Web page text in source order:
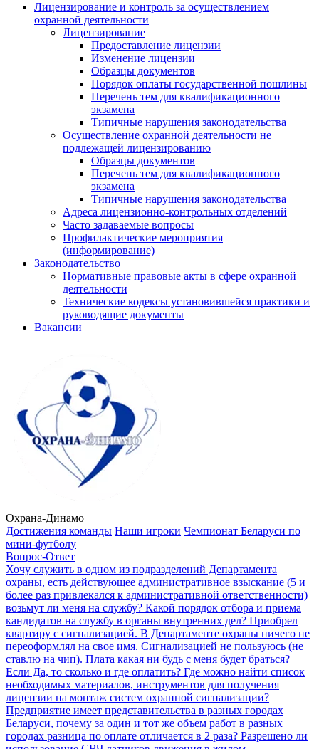
Лицензирование и контроль за осуществлением
охранной деятельности
Лицензирование
Предоставление лицензии
Изменение лицензии
Образцы документов
Порядок оплаты государственной пошлины
Перечень тем для квалификационного
экзамена
Типичные нарушения законодательства
Осуществление охранной деятельности не
подлежащей лицензированию
Образцы документов
Перечень тем для квалификационного
экзамена
Типичные нарушения законодательства
Адреса лицензионно-контрольных отделений
Часто задаваемые вопросы
Профилактические мероприятия
(информирование)
Законодательство
Нормативные правовые акты в сфере охранной
деятельности
Технические кодексы установившейся практики и
руководящие документы
Вакансии
Охрана-Динамо
Достижения команды Наши игроки Чемпионат Беларуси по
мини-футболу
Вопрос-Ответ
Хочу служить в одном из подразделений Департамента
охраны, есть действующее административное взыскание (5 и
более раз привлекался к административной ответственности)
возьмут ли меня на службу? Какой порядок отбора и приема
кандидатов на службу в органы внутренних дел? Приобрел
квартиру с сигнализацией. В Департаменте охраны ничего не
переоформлял на свое имя. Сигнализацией не пользуюсь (не
ставлю на чип). Плата какая ни будь с меня будет браться?
Если Да, то сколько и где оплатить? Где можно найти список
необходимых материалов, инструментов для получения
лицензии на монтаж систем охранной сигнализации?
Предприятие имеет представительства в разных городах
Беларуси, почему за один и тот же объем работ в разных
городах разница по оплате отличается в 2 раза? Разрешено ли